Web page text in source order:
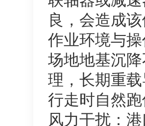
良，会造成
作业环境与
场地地基沉
理，长期重
行走时自然
风力干扰：